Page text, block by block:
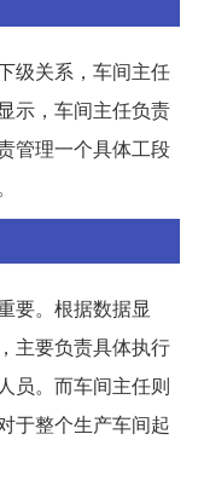
级关系，车间主任
示，车间主任负责
管理一个具体工段
要。根据数据显
主要负责具体执行
员。而车间主任则
于整个生产车间起